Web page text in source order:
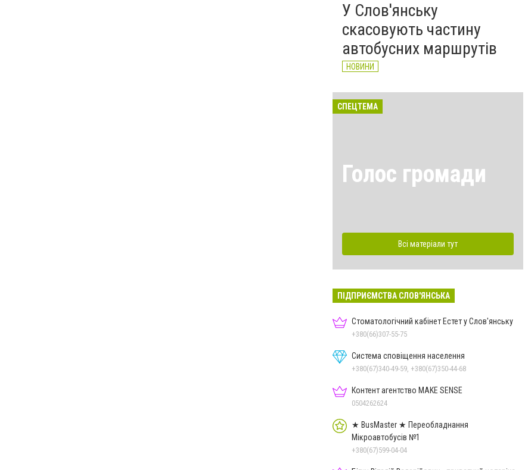
У Слов'янську
скасовують частину
автобусних маршрутів
НОВИНИ
СПЕЦТЕМА
Голос громади
Всі матеріали тут
ПІДПРИЄМСТВА СЛОВ'ЯНСЬКА
Стоматологічний кабінет Естет у Слов'янську
+380(66)307-55-75
Система сповіщення населення
+380(67)340-49-59, +380(67)350-44-68
Контент агентство MAKE SENSE
0504262624
★ BusMaster ★ Переобладнання
Мікроавтобусів №1
+380(67)599-04-04